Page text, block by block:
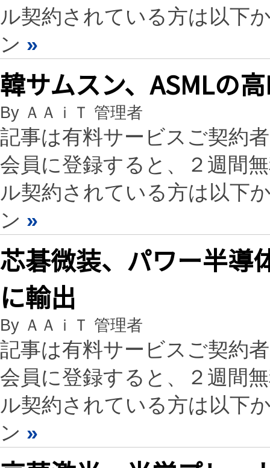
ル契約されている方は以下
ン »
韓サムスン、ASMLの
By ＡＡｉＴ 管理者
記事は有料サービスご契約
会員に登録すると、２週間
ル契約されている方は以下
ン »
芯碁微装、パワー半導
に輸出
By ＡＡｉＴ 管理者
記事は有料サービスご契約
会員に登録すると、２週間
ル契約されている方は以下
ン »